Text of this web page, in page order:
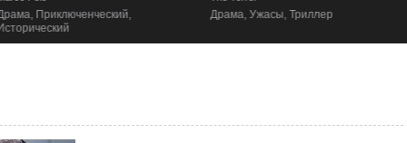
Приключенческий,
Драма, Ужасы, Триллер